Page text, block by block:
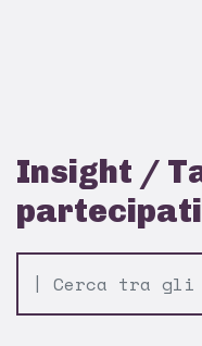
Insight /